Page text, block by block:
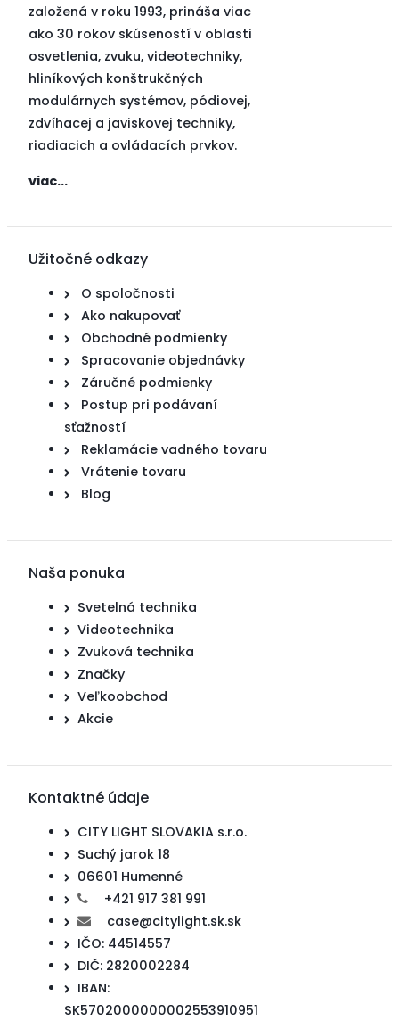
založená v roku 1993, prináša viac
ako 30 rokov skúseností v oblasti
osvetlenia, zvuku, videotechniky,
hliníkových konštrukčných
modulárnych systémov, pódiovej,
zdvíhacej a javiskovej techniky,
riadiacich a ovládacích prvkov.
viac...
Užitočné odkazy
O spoločnosti
Ako nakupovať
Obchodné podmienky
Spracovanie objednávky
Záručné podmienky
Postup pri podávaní
sťažností
Reklamácie vadného tovaru
Vrátenie tovaru
Blog
Naša ponuka
Svetelná technika
Videotechnika
Zvuková technika
Značky
Veľkoobchod
Akcie
Kontaktné údaje
CITY LIGHT SLOVAKIA s.r.o.
Suchý jarok 18
06601 Humenné
+421 917 381 991
case@citylight.sk.sk
IČO: 44514557
DIČ: 2820002284
IBAN:
SK5702000000002553910951